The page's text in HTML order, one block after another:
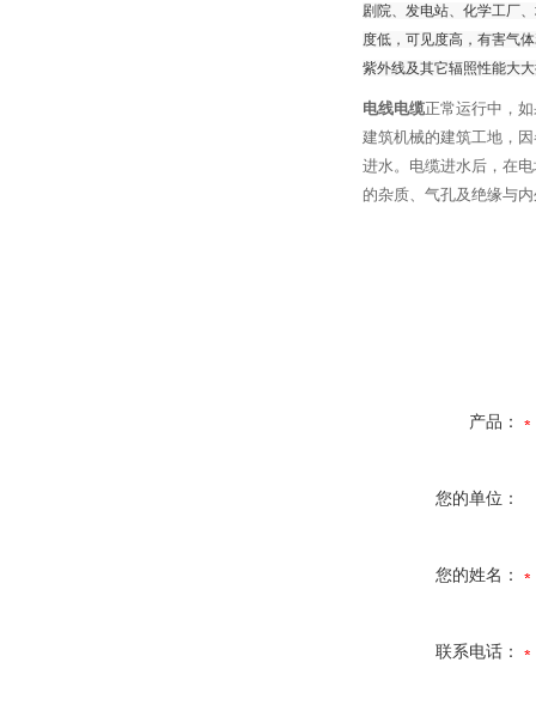
剧院、发电站、化学工厂
度低，可见度高，有害气
紫外线及其它辐照性能大
电线电缆正常运行中，
建筑机械的建筑工地，
进水。电缆进水后，在
的杂质、气孔及绝缘与
产品：
您的单位：
您的姓名：
联系电话：